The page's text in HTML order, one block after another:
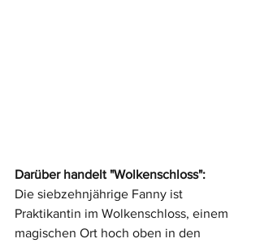
Darüber handelt "Wolkenschloss":
Die siebzehnjährige Fanny ist
Praktikantin im Wolkenschloss, einem
magischen Ort hoch oben in den